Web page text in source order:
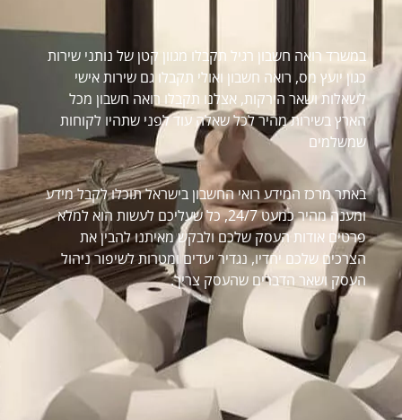
במשרד רואה חשבון רגיל תקבלו מגוון קטן של נותני שירות
כגון יועץ מס, רואה חשבון ואולי תקבלו גם שירות אישי
לשאלות ושאר הירקות, אצלנו תקבלו רואה חשבון מכל
הארץ בשירות מהיר לכל שאלה עוד לפני שתהיו לקוחות
שמשלמים
באתר מרכז המידע רואי החשבון בישראל תוכלו לקבל מידע
ומענה מהיר כמעט 24/7, כל שעליכם לעשות הוא למלא
פרטים אודות העסק שלכם ולבקש מאיתנו להבין את
הצרכים שלכם יחדיו, נגדיר יעדים ומטרות לשיפור ניהול
העסק ושאר הדברים שהעסק צריך.